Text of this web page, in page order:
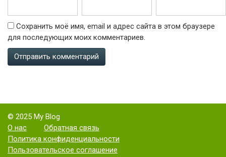
Сохранить моё имя, email и адрес сайта в этом браузере
для последующих моих комментариев.
© 2025 My Blog
О нас
Обратная связь
Политика конфиденциальности
Пользовательское соглашение